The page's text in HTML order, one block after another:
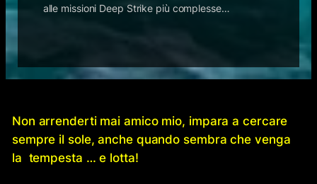
alle missioni Deep Strike più complesse…
Non arrenderti mai amico mio, impara a cercare
sempre il sole, anche quando sembra che venga
la tempesta … e lotta!